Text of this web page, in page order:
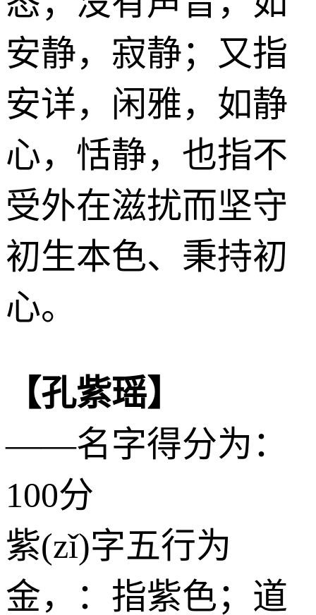
安静，寂静；又指
安详，闲雅，如静
心，恬静，也指不
受外在滋扰而坚守
初生本色、秉持初
心。
【孔紫瑶】
——名字得分为：
100分
紫(zǐ)字五行为
金，：指紫色；道